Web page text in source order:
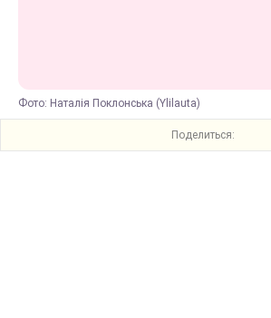
Фото: Наталія Поклонська (Ylilauta)
Поделиться: